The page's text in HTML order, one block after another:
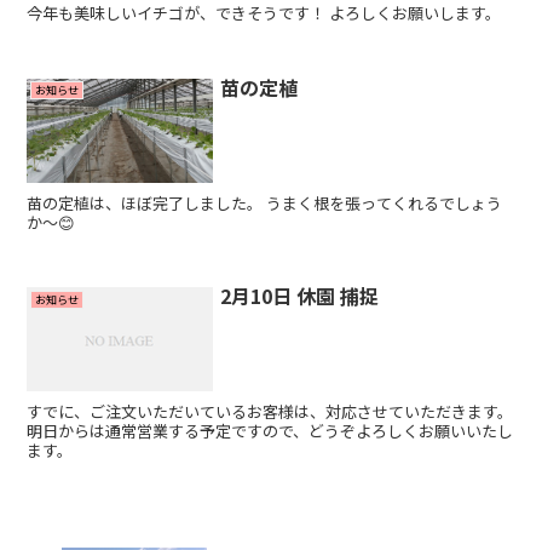
今年も美味しいイチゴが、できそうです！ よろしくお願いします。
お知らせ 苗の定植
苗の定植は、ほぼ完了しました。 うまく根を張ってくれるでしょう
か～😊
お知らせ 2月10日 休園 捕捉
すでに、ご注文いただいているお客様は、対応させていただきます。
明日からは通常営業する予定ですので、どうぞよろしくお願いいたし
ます。